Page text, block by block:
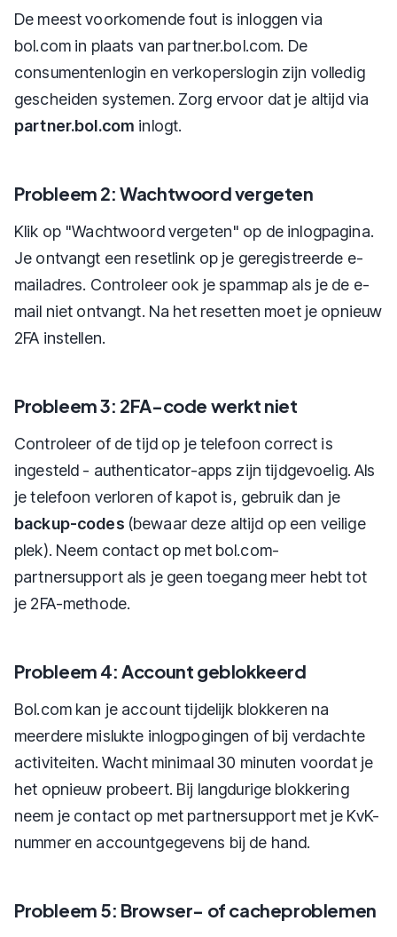
De meest voorkomende fout is inloggen via
bol.com in plaats van partner.bol.com. De
consumentenlogin en verkoperslogin zijn volledig
gescheiden systemen. Zorg ervoor dat je altijd via
partner.bol.com inlogt.
Probleem 2: Wachtwoord vergeten
Klik op "Wachtwoord vergeten" op de inlogpagina.
Je ontvangt een resetlink op je geregistreerde e-
mailadres. Controleer ook je spammap als je de e-
mail niet ontvangt. Na het resetten moet je opnieuw
2FA instellen.
Probleem 3: 2FA-code werkt niet
Controleer of de tijd op je telefoon correct is
ingesteld - authenticator-apps zijn tijdgevoelig. Als
je telefoon verloren of kapot is, gebruik dan je
backup-codes (bewaar deze altijd op een veilige
plek). Neem contact op met bol.com-
partnersupport als je geen toegang meer hebt tot
je 2FA-methode.
Probleem 4: Account geblokkeerd
Bol.com kan je account tijdelijk blokkeren na
meerdere mislukte inlogpogingen of bij verdachte
activiteiten. Wacht minimaal 30 minuten voordat je
het opnieuw probeert. Bij langdurige blokkering
neem je contact op met partnersupport met je KvK-
nummer en accountgegevens bij de hand.
Probleem 5: Browser- of cacheproblemen